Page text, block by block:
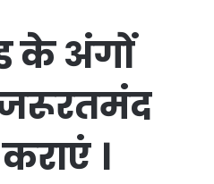
के अंगों
जरूरतमंद
।